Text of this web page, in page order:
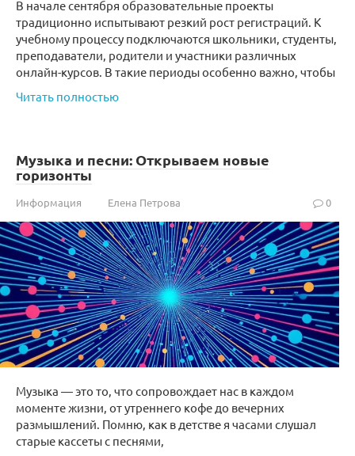
В начале сентября образовательные проекты
традиционно испытывают резкий рост регистраций. К
учебному процессу подключаются школьники, студенты,
преподаватели, родители и участники различных
онлайн-курсов. В такие периоды особенно важно, чтобы
Читать полностью
Музыка и песни: Открываем новые
горизонты
Информация Елена Петрова 0
Музыка — это то, что сопровождает нас в каждом
моменте жизни, от утреннего кофе до вечерних
размышлений. Помню, как в детстве я часами слушал
старые кассеты с песнями,